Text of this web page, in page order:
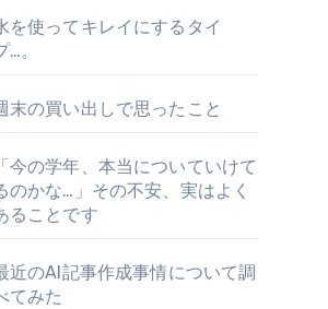
を使ってキレイにするタイ
…。
末の買い出しで思ったこと
「今の学年、本当についていけて
のかな…」その不安、実はよく
ることです
近のAI記事作成事情について調
てみた